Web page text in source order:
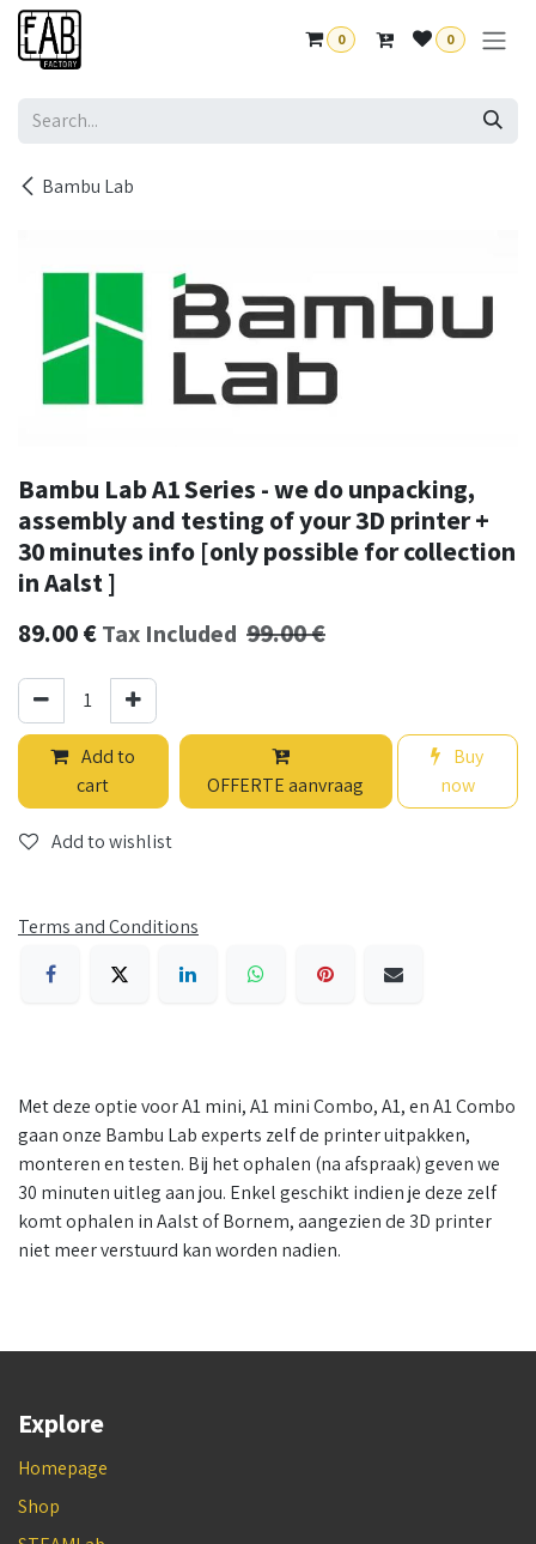
Skip to Content
0 0
Bambu Lab
Bambu Lab A1 Series - we do unpacking,
assembly and testing of your 3D printer +
30 minutes info [only possible for collection
in Aalst ]
89.00€ Tax Included 99.00€
Add to
cart
OFFERTE aanvraag
Buy
now
Add to wishlist
Terms and Conditions
Met deze optie voor A1 mini, A1 mini Combo, A1, en A1 Combo
gaan onze Bambu Lab experts zelf de printer uitpakken,
monteren en testen. Bij het ophalen (na afspraak) geven we
30 minuten uitleg aan jou. Enkel geschikt indien je deze zelf
komt ophalen in Aalst of Bornem, aangezien de 3D printer
niet meer verstuurd kan worden nadien.
Explore
Homepage
Shop